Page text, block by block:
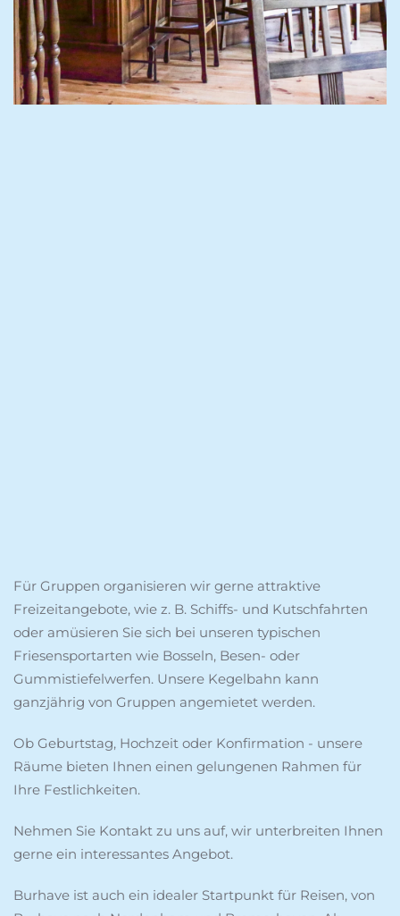
Für Gruppen organisieren wir gerne attraktive
Freizeitangebote, wie z. B. Schiffs- und Kutschfahrten
oder amüsieren Sie sich bei unseren typischen
Friesensportarten wie Bosseln, Besen- oder
Gummistiefelwerfen. Unsere Kegelbahn kann
ganzjährig von Gruppen angemietet werden.
Ob Geburtstag, Hochzeit oder Konfirmation - unsere
Räume bieten Ihnen einen gelungenen Rahmen für
Ihre Festlichkeiten.
Nehmen Sie Kontakt zu uns auf, wir unterbreiten Ihnen
gerne ein interessantes Angebot.
Burhave ist auch ein idealer Startpunkt für Reisen, von